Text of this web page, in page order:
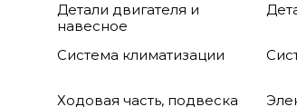
Детали двигателя и
навесное
Система климатизации
Ходовая часть, подвеска